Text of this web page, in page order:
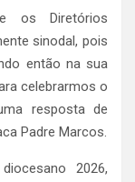
os Diretórios
sinodal, pois
então na sua
celebrarmos o
resposta de
Padre Marcos.
2026,